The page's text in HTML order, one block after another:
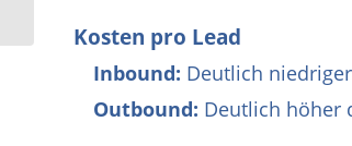
Kosten pro Lead
Inbound: Deutlich
Outbound: Deutlich höher